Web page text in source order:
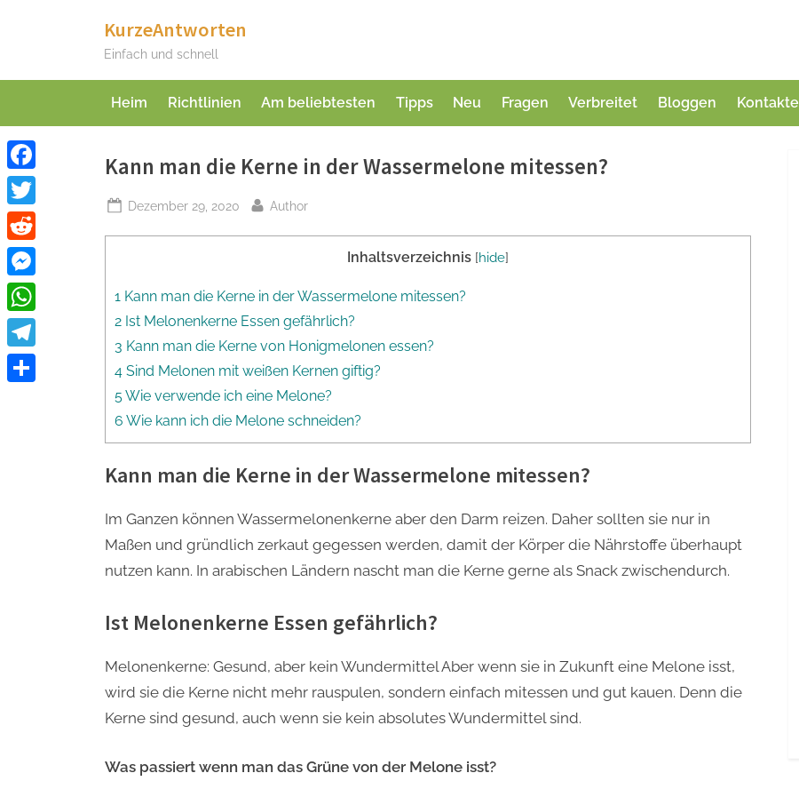
KurzeAntworten
Einfach und schnell
Heim Richtlinien Am beliebtesten Tipps Neu Fragen Verbreitet Bloggen Kontakte
Kann man die Kerne in der Wassermelone mitessen?
Posted
Dezember 29, 2020 By
Author
Inhaltsverzeichnis [hide]
1 Kann man die Kerne in der Wassermelone mitessen?
2 Ist Melonenkerne Essen gefährlich?
3 Kann man die Kerne von Honigmelonen essen?
4 Sind Melonen mit weißen Kernen giftig?
5 Wie verwende ich eine Melone?
6 Wie kann ich die Melone schneiden?
Kann man die Kerne in der Wassermelone mitessen?
Im Ganzen können Wassermelonenkerne aber den Darm reizen. Daher sollten sie nur in
Maßen und gründlich zerkaut gegessen werden, damit der Körper die Nährstoffe überhaupt
nutzen kann. In arabischen Ländern nascht man die Kerne gerne als Snack zwischendurch.
Ist Melonenkerne Essen gefährlich?
Melonenkerne: Gesund, aber kein Wundermittel Aber wenn sie in Zukunft eine Melone isst,
wird sie die Kerne nicht mehr rauspulen, sondern einfach mitessen und gut kauen. Denn die
Kerne sind gesund, auch wenn sie kein absolutes Wundermittel sind.
Was passiert wenn man das Grüne von der Melone isst?
Facebook
Twitter
Reddit
Messenger
WhatsApp
Telegram